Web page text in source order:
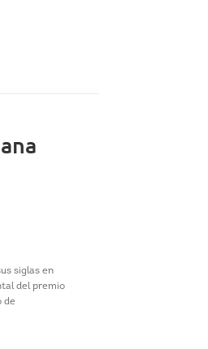
siglas en
del premio
de